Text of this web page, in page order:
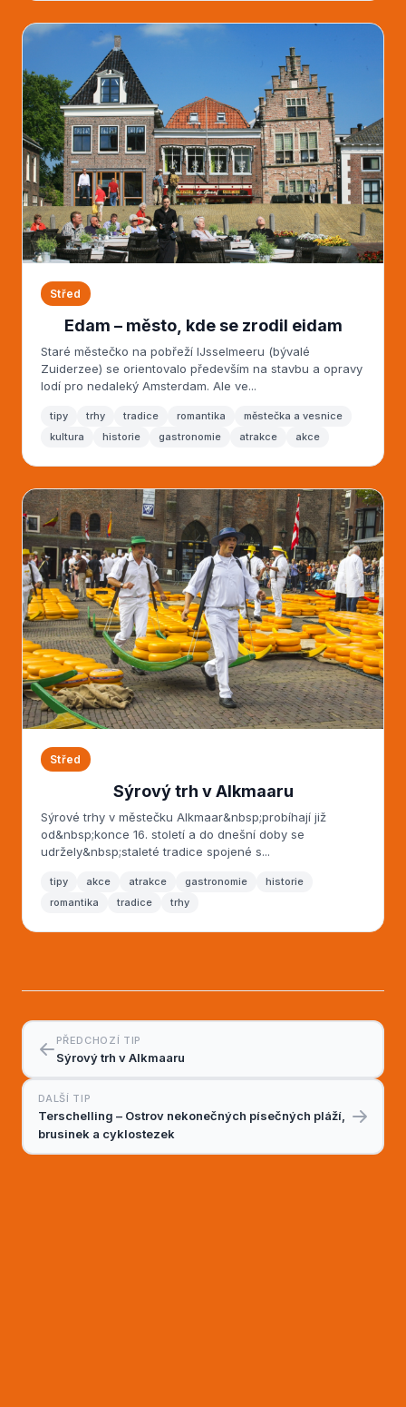
Střed
Edam – město, kde se zrodil eidam
Staré městečko na pobřeží IJsselmeeru (bývalé
Zuiderzee) se orientovalo především na stavbu a opravy
lodí pro nedaleký Amsterdam. Ale ve...
tipy trhy tradice romantika
městečka a vesnice
kultura
historie gastronomie atrakce akce
Střed
Sýrový trh v Alkmaaru
Sýrové trhy v městečku Alkmaar&nbsp;probíhají již
od&nbsp;konce 16. století a do dnešní doby se
udržely&nbsp;staleté tradice spojené s...
tipy akce atrakce gastronomie
historie
romantika
tradice trhy
PŘEDCHOZÍ TIP
Sýrový trh v Alkmaaru
DALŠÍ TIP
Terschelling – Ostrov nekonečných písečných pláží,
brusinek a cyklostezek